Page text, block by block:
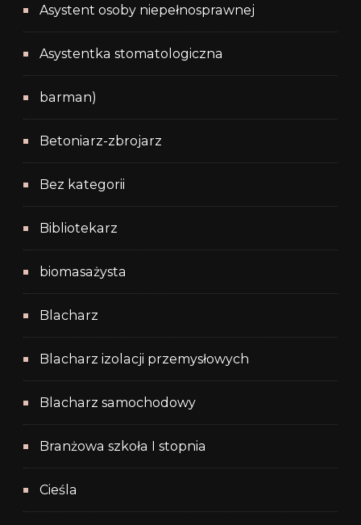
Asystent osoby niepełnosprawnej
Asystentka stomatologiczna
barman)
Betoniarz-zbrojarz
Bez kategorii
Bibliotekarz
biomasażysta
Blacharz
Blacharz izolacji przemysłowych
Blacharz samochodowy
Branżowa szkoła I stopnia
Cieśla